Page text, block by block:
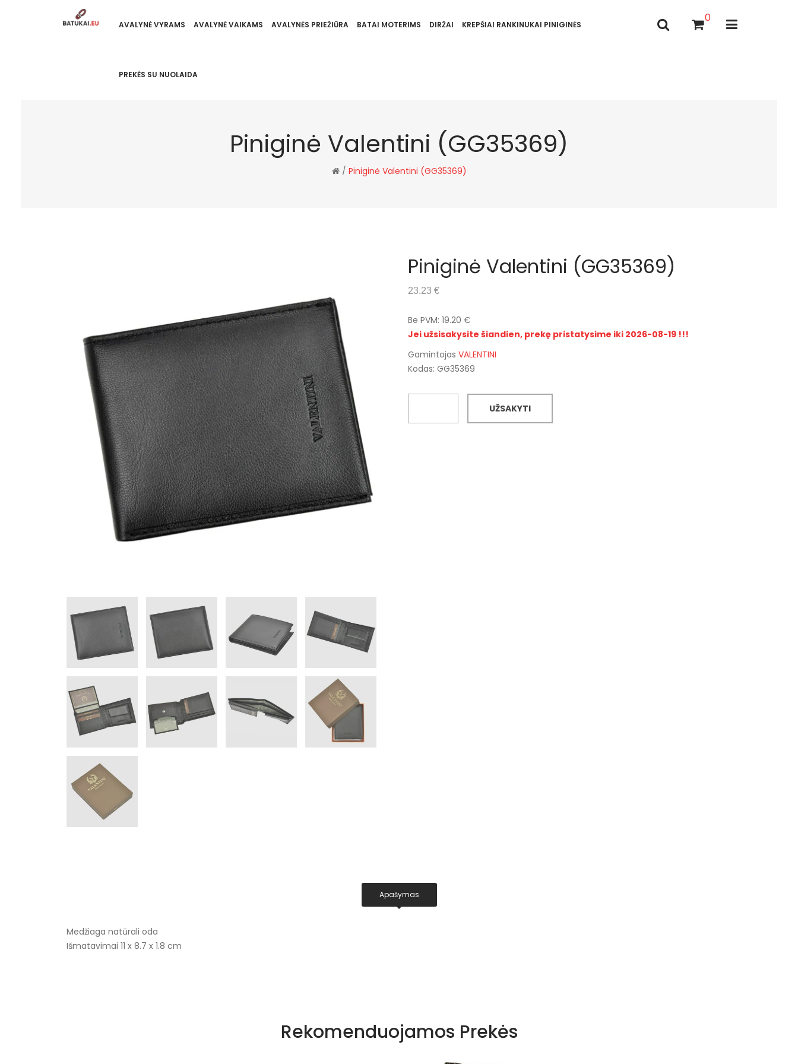
AVALYNĖ VYRAMS AVALYNĖ VAIKAMS AVALYNĖS PRIEŽIŪRA BATAI MOTERIMS DIRŽAI KREPŠIAI RANKINUKAI PINIGINĖS
PREKĖS SU NUOLAIDA
0
Piniginė Valentini (GG35369)
/ Piniginė Valentini (GG35369)
Piniginė Valentini (GG35369)
23.23 €
Be PVM: 19.20 €
Jei užsisakysite šiandien, prekę pristatysime iki 2026-08-19 !!!
Gamintojas VALENTINI
Kodas: GG35369
UŽSAKYTI
Apašymas
Medžiaga natūrali oda
Išmatavimai 11 x 8.7 x 1.8 cm
Rekomenduojamos Prekės